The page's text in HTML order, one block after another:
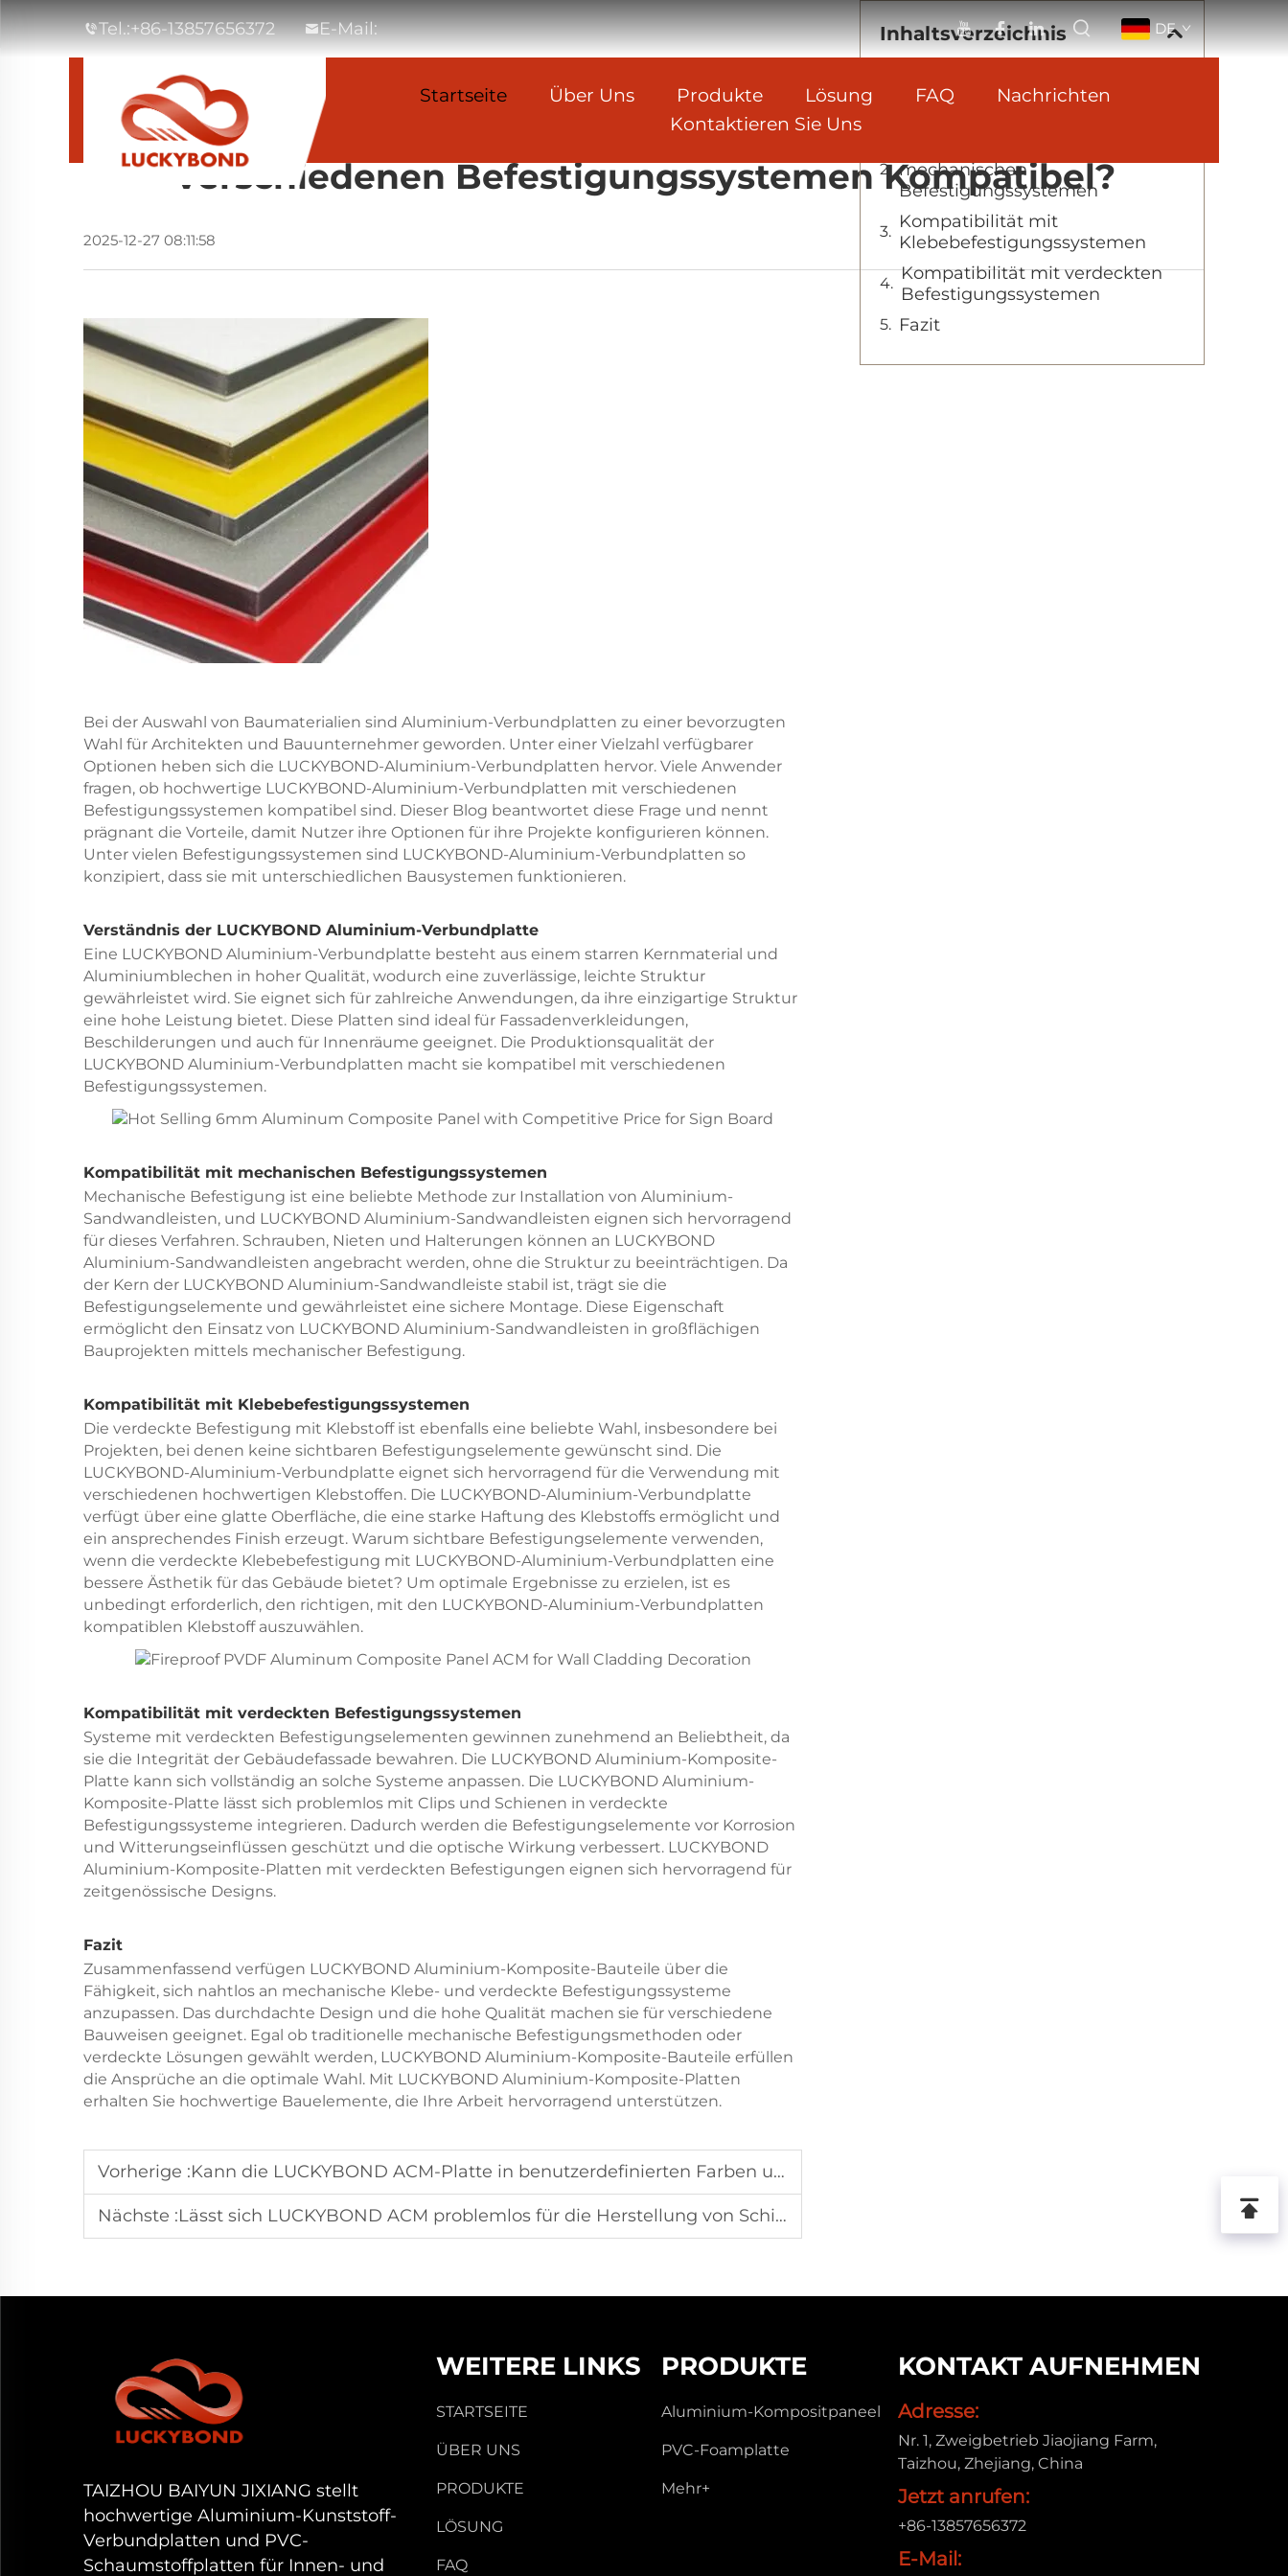
Tel.:+86-13857656372 E-Mail: DE
Startseite Über Uns Produkte Lösung FAQ
Nachrichten
Kontaktieren Sie Uns
Ist LUCKYBOND Aluminium-Verbundmaterial Mit
Verschiedenen Befestigungssystemen Kompatibel?
2025-12-27 08:11:58
Bei der Auswahl von Baumaterialien sind Aluminium-Verbundplatten zu einer bevorzugten
Wahl für Architekten und Bauunternehmer geworden. Unter einer Vielzahl verfügbarer
Optionen heben sich die LUCKYBOND-Aluminium-Verbundplatten hervor. Viele Anwender
fragen, ob hochwertige LUCKYBOND-Aluminium-Verbundplatten mit verschiedenen
Befestigungssystemen kompatibel sind. Dieser Blog beantwortet diese Frage und nennt
prägnant die Vorteile, damit Nutzer ihre Optionen für ihre Projekte konfigurieren können.
Unter vielen Befestigungssystemen sind LUCKYBOND-Aluminium-Verbundplatten so
konzipiert, dass sie mit unterschiedlichen Bausystemen funktionieren.
Verständnis der LUCKYBOND Aluminium-Verbundplatte
Eine LUCKYBOND Aluminium-Verbundplatte besteht aus einem starren Kernmaterial und
Aluminiumblechen in hoher Qualität, wodurch eine zuverlässige, leichte Struktur
gewährleistet wird. Sie eignet sich für zahlreiche Anwendungen, da ihre einzigartige Struktur
eine hohe Leistung bietet. Diese Platten sind ideal für Fassadenverkleidungen,
Beschilderungen und auch für Innenräume geeignet. Die Produktionsqualität der
LUCKYBOND Aluminium-Verbundplatten macht sie kompatibel mit verschiedenen
Befestigungssystemen.
Kompatibilität mit mechanischen Befestigungssystemen
Mechanische Befestigung ist eine beliebte Methode zur Installation von Aluminium-
Sandwandleisten, und LUCKYBOND Aluminium-Sandwandleisten eignen sich hervorragend
für dieses Verfahren. Schrauben, Nieten und Halterungen können an LUCKYBOND
Aluminium-Sandwandleisten angebracht werden, ohne die Struktur zu beeinträchtigen. Da
der Kern der LUCKYBOND Aluminium-Sandwandleiste stabil ist, trägt sie die
Befestigungselemente und gewährleistet eine sichere Montage. Diese Eigenschaft
ermöglicht den Einsatz von LUCKYBOND Aluminium-Sandwandleisten in großflächigen
Bauprojekten mittels mechanischer Befestigung.
Kompatibilität mit Klebebefestigungssystemen
Die verdeckte Befestigung mit Klebstoff ist ebenfalls eine beliebte Wahl, insbesondere bei
Projekten, bei denen keine sichtbaren Befestigungselemente gewünscht sind. Die
LUCKYBOND-Aluminium-Verbundplatte eignet sich hervorragend für die Verwendung mit
verschiedenen hochwertigen Klebstoffen. Die LUCKYBOND-Aluminium-Verbundplatte
verfügt über eine glatte Oberfläche, die eine starke Haftung des Klebstoffs ermöglicht und
ein ansprechendes Finish erzeugt. Warum sichtbare Befestigungselemente verwenden,
wenn die verdeckte Klebebefestigung mit LUCKYBOND-Aluminium-Verbundplatten eine
bessere Ästhetik für das Gebäude bietet? Um optimale Ergebnisse zu erzielen, ist es
unbedingt erforderlich, den richtigen, mit den LUCKYBOND-Aluminium-Verbundplatten
kompatiblen Klebstoff auszuwählen.
Kompatibilität mit verdeckten Befestigungssystemen
Systeme mit verdeckten Befestigungselementen gewinnen zunehmend an Beliebtheit, da
sie die Integrität der Gebäudefassade bewahren. Die LUCKYBOND Aluminium-Komposite-
Platte kann sich vollständig an solche Systeme anpassen. Die LUCKYBOND Aluminium-
Komposite-Platte lässt sich problemlos mit Clips und Schienen in verdeckte
Befestigungssysteme integrieren. Dadurch werden die Befestigungselemente vor Korrosion
und Witterungseinflüssen geschützt und die optische Wirkung verbessert. LUCKYBOND
Aluminium-Komposite-Platten mit verdeckten Befestigungen eignen sich hervorragend für
zeitgenössische Designs.
Fazit
Zusammenfassend verfügen LUCKYBOND Aluminium-Komposite-Bauteile über die
Fähigkeit, sich nahtlos an mechanische Klebe- und verdeckte Befestigungssysteme
anzupassen. Das durchdachte Design und die hohe Qualität machen sie für verschiedene
Bauweisen geeignet. Egal ob traditionelle mechanische Befestigungsmethoden oder
verdeckte Lösungen gewählt werden, LUCKYBOND Aluminium-Komposite-Bauteile erfüllen
die Ansprüche an die optimale Wahl. Mit LUCKYBOND Aluminium-Komposite-Platten
erhalten Sie hochwertige Bauelemente, die Ihre Arbeit hervorragend unterstützen.
Vorherige :Kann die LUCKYBOND ACM-Platte in benutzerdefinierten Farben und Oberflächen hergestellt werden?
Nächste :Lässt sich LUCKYBOND ACM problemlos für die Herstellung von Schildern und Displays verarbeiten?
Inhaltsverzeichnis
Verständnis der LUCKYBOND
mechanischen
Befestigungssystemen
Kompatibilität mit
Klebebefestigungssystemen
Kompatibilität mit verdeckten
Befestigungssystemen
Fazit
TAIZHOU BAIYUN JIXIANG stellt
hochwertige Aluminium-Kunststoff-
Verbundplatten und PVC-
Schaumstoffplatten für Innen- und
WEITERE LINKS
STARTSEITE
ÜBER UNS
PRODUKTE
LÖSUNG
FAQ
PRODUKTE
Aluminium-Kompositpaneel
PVC-Foamplatte
Mehr+
KONTAKT AUFNEHMEN
Adresse:
Nr. 1, Zweigbetrieb Jiaojiang Farm,
Taizhou, Zhejiang, China
Jetzt anrufen:
+86-13857656372
E-Mail: